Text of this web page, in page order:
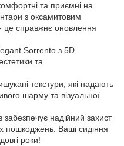
та приємні на
з оксамитовим
справжнє оновлення
Sorrento з 5D
та
текстури, які надають
шарму та візуальної
забезпечує надійний захист
пошкоджень. Ваші сидіння
роки!